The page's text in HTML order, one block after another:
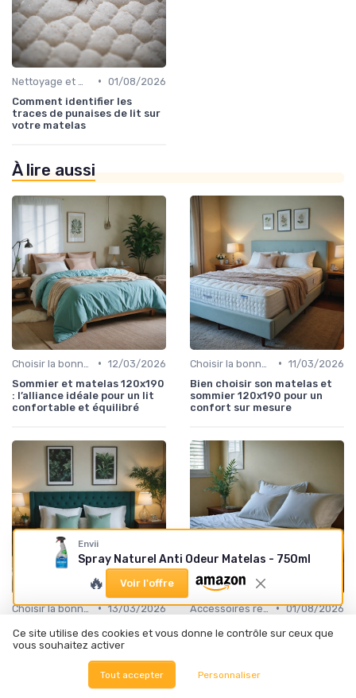
• 01/08/2026
Comment identifier les
traces de punaises de lit sur
votre matelas
À lire aussi
• 12/03/2026
Sommier et matelas 120x190
: l’alliance idéale pour un lit
confortable et équilibré
• 11/03/2026
Bien choisir son matelas et
sommier 120x190 pour un
confort sur mesure
Choisir la bonne taille • 13/03/2026
Bien choisir son matelas et
sommier en 120x190 pour un
confort précis
Accessoires recommandés • 01/08/2026
Les astuces pour bien utiliser
les tendeurs de draps housse
Envii
Spray Naturel Anti Odeur Matelas - 750ml
🔥 Voir l'offre
Ce site utilise des cookies et vous donne le contrôle sur ceux que
vous souhaitez activer
Tout accepter Personnaliser